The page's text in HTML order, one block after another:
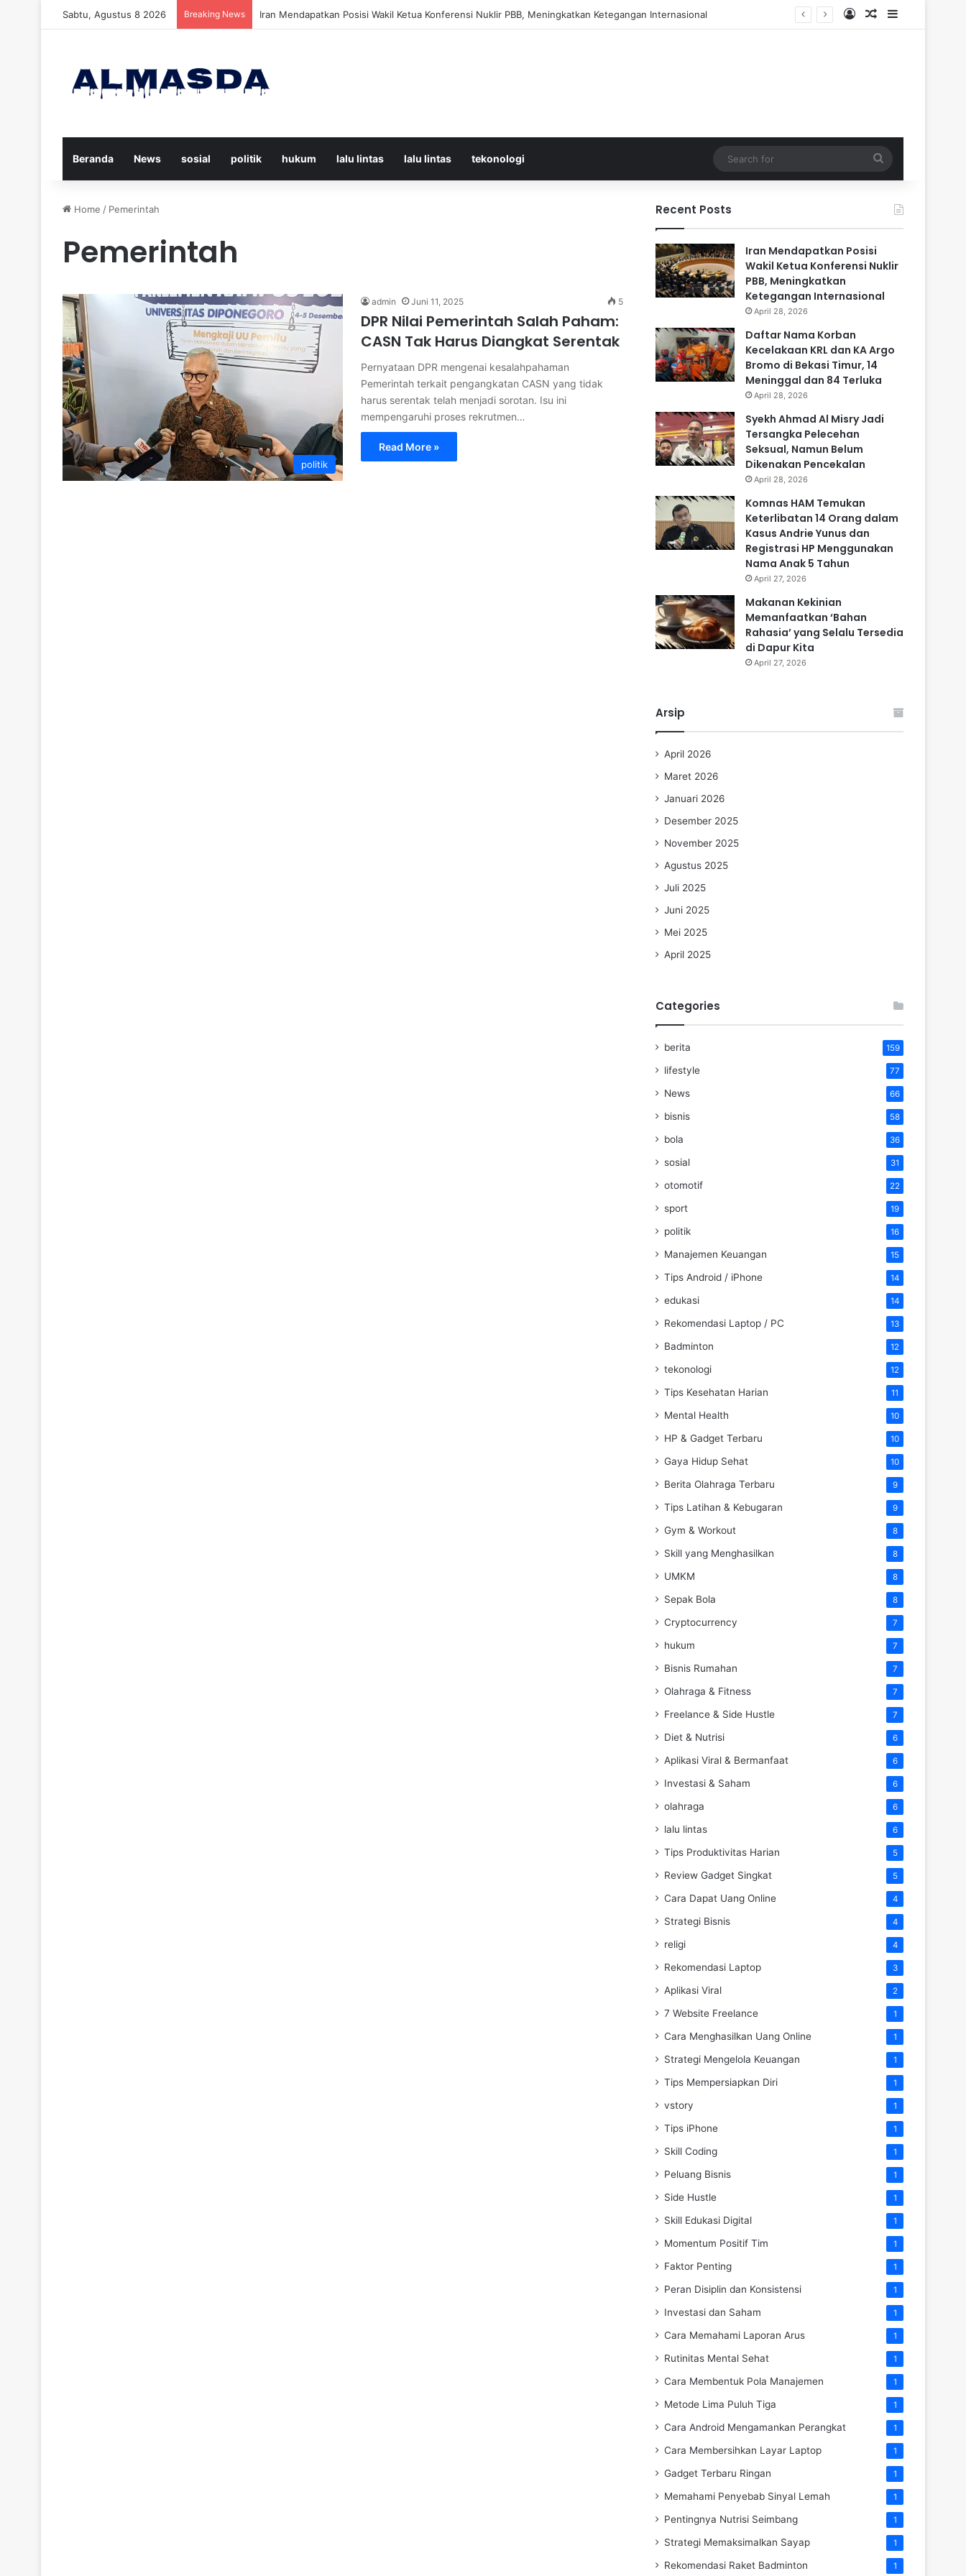
Sabtu, Agustus 8 2026 Breaking News Daftar Nama Korban Kecelakaan KRL dan KA Argo Bromo di Bekasi Timur, 14 Meninggal dan 84 Terluka Log InRandom Article
Sidebar
Beranda News sosial politik hukum lalu lintas lalu lintas tekonologi
for
Home / Pemerintah
Pemerintah
politik
admin Juni 11, 2025 5
DPR Nilai Pemerintah Salah Paham:
CASN Tak Harus Diangkat Serentak
Pernyataan DPR mengenai kesalahpahaman
Pemerintah terkait pengangkatan CASN yang tidak
harus serentak telah menjadi sorotan. Isu ini
mempengaruhi proses rekrutmen…
Read More »
Recent Posts
Iran Mendapatkan Posisi
Wakil Ketua Konferensi Nuklir
PBB, Meningkatkan
Ketegangan Internasional
April 28, 2026
Daftar Nama Korban
Kecelakaan KRL dan KA Argo
Bromo di Bekasi Timur, 14
Meninggal dan 84 Terluka
April 28, 2026
Syekh Ahmad Al Misry Jadi
Tersangka Pelecehan
Seksual, Namun Belum
Dikenakan Pencekalan
April 28, 2026
Komnas HAM Temukan
Keterlibatan 14 Orang dalam
Kasus Andrie Yunus dan
Registrasi HP Menggunakan
Nama Anak 5 Tahun
April 27, 2026
Makanan Kekinian
Memanfaatkan ‘Bahan
Rahasia’ yang Selalu Tersedia
di Dapur Kita
April 27, 2026
Arsip
April 2026
Maret 2026
Januari 2026
Desember 2025
November 2025
Agustus 2025
Juli 2025
Juni 2025
Mei 2025
April 2025
Categories
berita 159
lifestyle 77
News 66
bisnis 58
bola 36
sosial 31
otomotif 22
sport 19
politik 16
Manajemen Keuangan 15
Tips Android / iPhone 14
edukasi 14
Rekomendasi Laptop / PC 13
Badminton 12
tekonologi 12
Tips Kesehatan Harian 11
Mental Health 10
HP & Gadget Terbaru 10
Gaya Hidup Sehat 10
Berita Olahraga Terbaru 9
Tips Latihan & Kebugaran 9
Gym & Workout 8
Skill yang Menghasilkan 8
UMKM 8
Sepak Bola 8
Cryptocurrency 7
hukum 7
Bisnis Rumahan 7
Olahraga & Fitness 7
Freelance & Side Hustle 7
Diet & Nutrisi 6
Aplikasi Viral & Bermanfaat 6
Investasi & Saham 6
olahraga 6
lalu lintas 6
Tips Produktivitas Harian 5
Review Gadget Singkat 5
Cara Dapat Uang Online 4
Strategi Bisnis 4
religi 4
Rekomendasi Laptop 3
Aplikasi Viral 2
7 Website Freelance 1
Cara Menghasilkan Uang Online 1
Strategi Mengelola Keuangan 1
Tips Mempersiapkan Diri 1
vstory 1
Tips iPhone 1
Skill Coding 1
Peluang Bisnis 1
Side Hustle 1
Skill Edukasi Digital 1
Momentum Positif Tim 1
Faktor Penting 1
Peran Disiplin dan Konsistensi 1
Investasi dan Saham 1
Cara Memahami Laporan Arus 1
Rutinitas Mental Sehat 1
Cara Membentuk Pola Manajemen 1
Metode Lima Puluh Tiga 1
Cara Android Mengamankan Perangkat 1
Cara Membersihkan Layar Laptop 1
Gadget Terbaru Ringan 1
Memahami Penyebab Sinyal Lemah 1
Pentingnya Nutrisi Seimbang 1
Strategi Memaksimalkan Sayap 1
Rekomendasi Raket Badminton 1